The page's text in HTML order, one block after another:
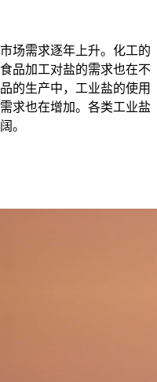
场需求逐年上升。化工的
品加工对盐的需求也在不
的生产中，工业盐的使用
求也在增加。各类工业盐
。